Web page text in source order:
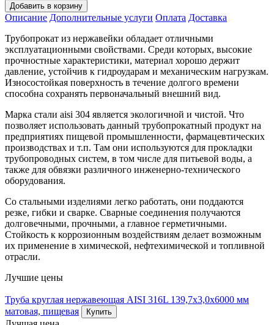
Добавить в корзину
Oписание Дополнительные услуги Оплата Доставка
Трубопрокат из нержавейки обладает отличными
эксплуатационными свойствами. Среди которых, высокие
прочностные характеристики, материал хорошо держит
давление, устойчив к гидроударам и механическим нагрузкам.
Износостойкая поверхность в течение долгого времени
способна сохранять первоначальный внешний вид.
Марка стали aisi 304 является экологичной и чистой. Что
позволяет использовать данный трубопрокатный продукт на
предприятиях пищевой промышленности, фармацевтических
производствах и т.п. Там они используются для прокладки
трубопроводных систем, в том числе для питьевой воды, а
также для обвязки различного инженерно-технического
оборудования.
Со стальными изделиями легко работать, они поддаются
резке, гибки и сварке. Сварные соединения получаются
долговечными, прочными, а главное герметичными.
Стойкость к коррозионным воздействиям делает возможным
их применение в химической, нефтехимической и топливной
отрасли.
Лучшие цены
Труба круглая нержавеющая AISI 316L 139,7х3,0х6000 мм
матовая, пищевая
Купить